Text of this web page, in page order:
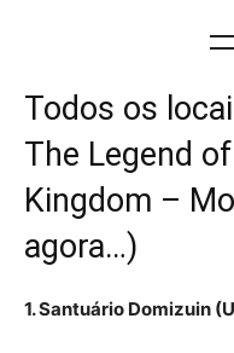
Todos os
The Legend
Kingdom –
agora…)
1. Santuário Domizuin